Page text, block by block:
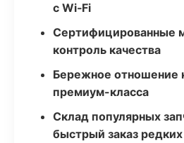
с Wi‑Fi
Сертифицированные
контроль качества
Бережное отношение
премиум-класса
Склад популярных
быстрый заказ редких